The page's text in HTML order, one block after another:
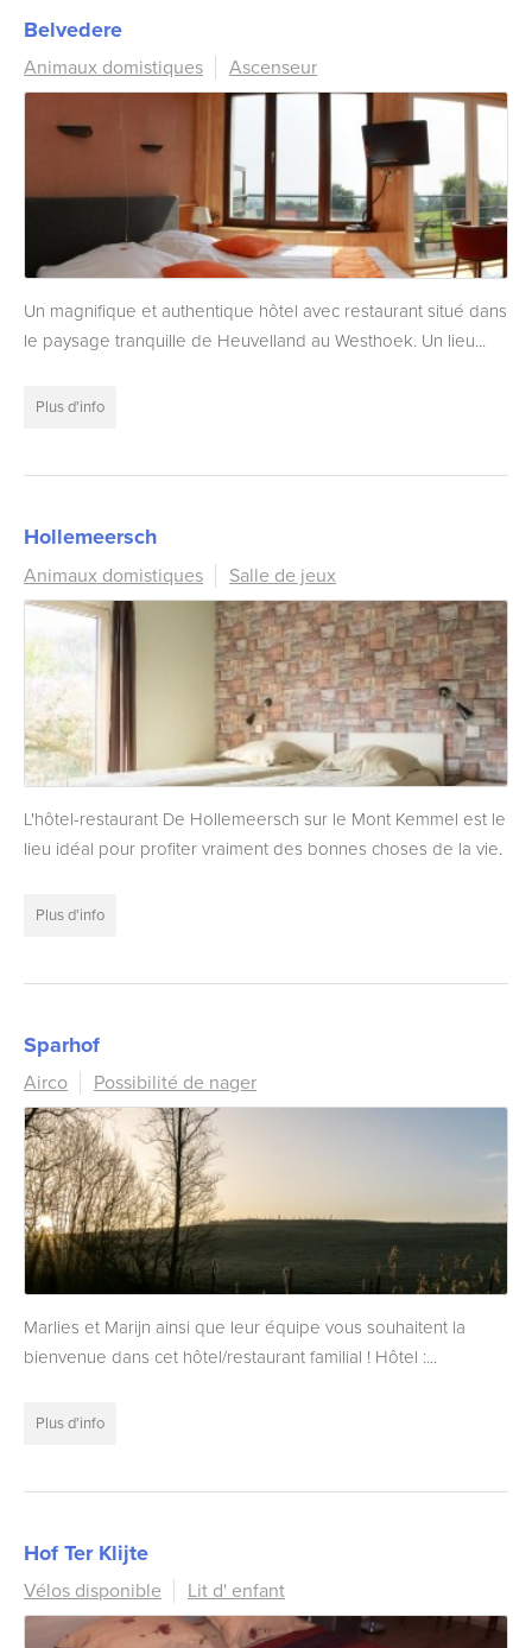
Belvedere
Animaux domistiques Ascenseur
Un magnifique et authentique hôtel avec restaurant situé dans
le paysage tranquille de Heuvelland au Westhoek. Un lieu...
Plus d'info
Hollemeersch
Animaux domistiques Salle de jeux
L'hôtel-restaurant De Hollemeersch sur le Mont Kemmel est le
lieu idéal pour profiter vraiment des bonnes choses de la vie.
Plus d'info
Sparhof
Airco Possibilité de nager
Marlies et Marijn ainsi que leur équipe vous souhaitent la
bienvenue dans cet hôtel/restaurant familial ! Hôtel :...
Plus d'info
Hof Ter Klijte
Vélos disponible Lit d' enfant